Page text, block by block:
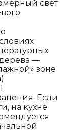
свет
дерева —
зоне
Если
на кухне